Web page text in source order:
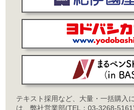
テキスト採用など、大量・一括購入
は、弊社営業部(TEL：03-3268-